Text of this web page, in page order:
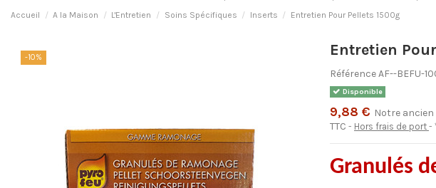
Accueil A la Maison L'Entretien Soins Spécifiques Inserts Entretien Pour Pellets 1500g
-10% Entretien
RéférenceAF--BEFU-
Disponible
9,88 € Notre
TTC Hors frais de port
Granulés